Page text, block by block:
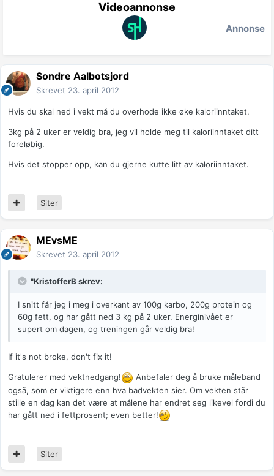
Videoannonse
Annonse
Sondre Aalbotsjord
Skrevet 23. april 2012
Hvis du skal ned i vekt må du overhode ikke øke kaloriinntaket.
3kg på 2 uker er veldig bra, jeg vil holde meg til kaloriinntaket ditt
foreløbig.
Hvis det stopper opp, kan du gjerne kutte litt av kaloriinntaket.
Siter
MEvsME
Skrevet 23. april 2012
"KristofferB skrev:
I snitt får jeg i meg i overkant av 100g karbo, 200g protein og
60g fett, og har gått ned 3 kg på 2 uker. Energinivået er
supert om dagen, og treningen går veldig bra!
If it's not broke, don't fix it!
Gratulerer med vektnedgang!
Anbefaler deg å bruke måleband
også, som er viktigere enn hva badvekten sier. Om vekten står
stille en dag kan det være at målene har endret seg likevel fordi du
har gått ned i fettprosent; even better!
Siter